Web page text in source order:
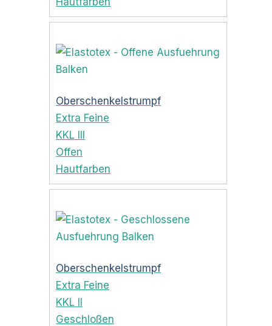
Oberschenkelstrumpf
Extra Feine
KKL III
Offen
Hautfarben
Oberschenkelstrumpf
Extra Feine
KKL II
Geschloßen